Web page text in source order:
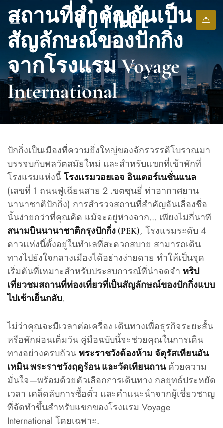
สถานที่สำคัญอันเป็น
สัญลักษณ์ของปักกิ่ง
จากโรงแรม Voyage
International
ปักกิ่งเป็นเมืองที่ความยิ่งใหญ่ของจักรวรรดิโบราณมา
บรรจบกับพลวัตสมัยใหม่ และสำหรับแขกที่เข้าพักที่
โรงแรมแห่งนี้ โรงแรมวอยเอจ อินเตอร์เนชั่นแนล
(เลขที่ 1 ถนนฟู่เฉียนสาย 2 เขตซุนยี่ ท่าอากาศยาน
นานาชาติปักกิ่ง) การสำรวจสถานที่สำคัญอันเลื่องชื่อ
นั้นง่ายกว่าที่คุณคิด แม้จะอยู่ห่างจาก... เพียงไม่กี่นาที
สนามบินนานาชาติกรุงปักกิ่ง (PEK), โรงแรมระดับ 4
ดาวแห่งนี้ตั้งอยู่ในทำเลที่สะดวกสบาย สามารถเดิน
ทางไปยังใจกลางเมืองได้อย่างง่ายดาย ทำให้เป็นจุด
เริ่มต้นที่เหมาะสำหรับประสบการณ์ที่น่าจดจำ ทริป
เที่ยวชมสถานที่ท่องเที่ยวที่เป็นสัญลักษณ์ของปักกิ่งแบบ
ไปเช้าเย็นกลับ.
ไม่ว่าคุณจะมีเวลาต่อเครื่อง เดินทางเพื่อธุรกิจระยะสั้น
หรือพักผ่อนเต็มวัน คู่มือฉบับนี้จะช่วยคุณในการเดิน
ทางอย่างครบถ้วน พระราชวังต้องห้าม จัตุรัสเทียนอัน
เหมิน พระราชวังฤดูร้อน และวัดเทียนถานด้วยความ
มั่นใจ—พร้อมด้วยตัวเลือกการเดินทาง กลยุทธ์ประหยัด
เวลา เคล็ดลับการซื้อตั๋ว และคำแนะนำจากผู้เชี่ยวชาญ
ที่จัดทำขึ้นสำหรับแขกของโรงแรม Voyage
International โดยเฉพาะ.